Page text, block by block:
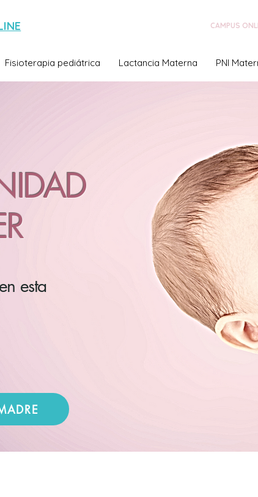
Fisioterapia pediátrica Lactancia Materna PNI
CAMPUS
en esta